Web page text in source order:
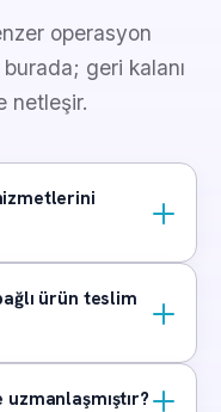
operasyon
burada; geri kalanı
netleşir.
ürün teslim